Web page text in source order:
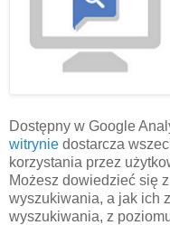
Dostępny w Google
witrynie dostarcza
korzystania przez
Możesz dowiedzieć się
wyszukiwania, a jak ich
wyszukiwania, z